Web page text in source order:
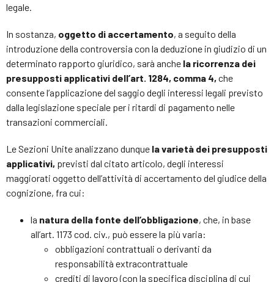
legale.
In sostanza, oggetto di accertamento, a seguito della
introduzione della controversia con la deduzione in giudizio di un
determinato rapporto giuridico, sarà anche la ricorrenza dei
presupposti applicativi dell’art. 1284, comma 4, che
consente l’applicazione del saggio degli interessi legali previsto
dalla legislazione speciale per i ritardi di pagamento nelle
transazioni commerciali.
Le Sezioni Unite analizzano dunque la varietà dei presupposti
applicativi, previsti dal citato articolo, degli interessi
maggiorati oggetto dell’attività di accertamento del giudice della
cognizione, fra cui:
la natura della fonte dell’obbligazione, che, in base
all’art. 1173 cod. civ., può essere la più varia:
obbligazioni contrattuali o derivanti da
responsabilità extracontrattuale
crediti di lavoro (con la specifica disciplina di cui